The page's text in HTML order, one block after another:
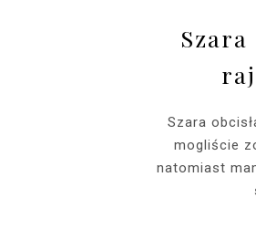
SHOPPING
INSTAGRAM MIX
EVENTS
EVENTS
PHOTOGRAPHY
ASIA
BEAUTY
Szara
Szara
mogliście
natomiast